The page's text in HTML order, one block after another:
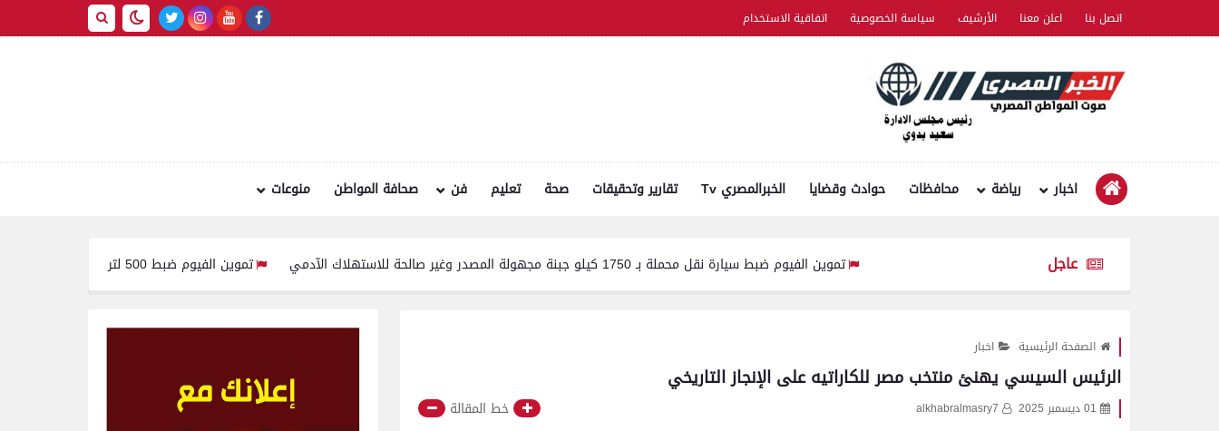
اتصل بنا اعلن معنا الأرشيف سياسة الخصوصية اتفاقية الاستخدام
اخبار رياضة محافظات حوادث وقضايا الخبرالمصري Tv تقارير وتحقيقات صحة تعليم فن صحافة المواطن منوعات
عاجل تموين الفيوم ضبط سيارة نقل محملة بـ 1750 كيلو جبنة مجهولة المصدر وغير صالحة للاستهلاك الآدمي تموين الفيوم ضبط 500 لتر لبن فاسد وغير صالح للاستهلاك الآدمى قبل طرحه بالأسواق
الصفحة الرئيسية اخبار
الرئيس السيسي يهنئ منتخب مصر للكاراتيه على الإنجاز التاريخي
01 ديسمبر 2025 alkhabralmasry7 خط المقالة